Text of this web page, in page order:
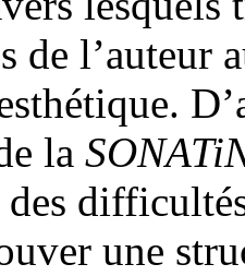
de l’auteur
la
une